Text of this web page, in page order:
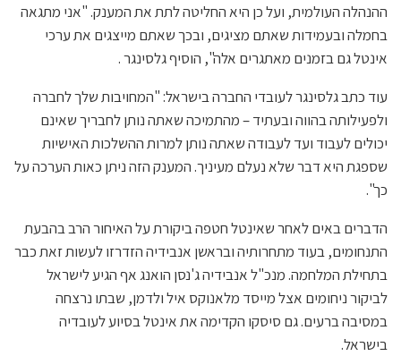
ההנהלה העולמית, ועל כן היא החליטה לתת את המענק. "אני מתגאה
בחמלה ובעמידות שאתם מציגים, ובכך שאתם מייצגים את ערכי
אינטל גם בזמנים מאתגרים אלה", הוסיף גלסינגר .
עוד כתב גלסינגר לעובדי החברה בישראל: "המחויבות שלך לחברה
ולפעילותה בהווה ובעתיד – מהתמיכה שאתה נותן לחבריך שאינם
יכולים לעבוד ועד לעבודה שאתה נותן למרות ההשלכות האישיות
שספגת היא דבר שלא נעלם מעיניך. המענק הזה ניתן כאות הערכה על
כך".
הדברים באים לאחר שאינטל חטפה ביקורת על האיחור הרב בהבעת
התנחומים, בעוד מתחרותיה ובראשן אנבידיה הזדרזו לעשות זאת כבר
בתחילת המלחמה. מנכ"ל אנבידיה ג'נסן הואנג אף הגיע לישראל
לביקור ניחומים אצל מייסד מלאנוקס איל ולדמן, שבתו נרצחה
במסיבה ברעים. גם סיסקו הקדימה את אינטל בסיוע לעובדיה
בישראל.